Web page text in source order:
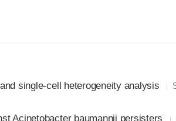
single-cell heterogeneity analysis
Acinetobacter baumannii persisters